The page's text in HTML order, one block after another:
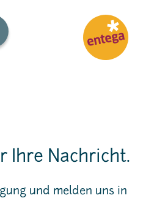
Ihre Nachricht.
und melden uns in